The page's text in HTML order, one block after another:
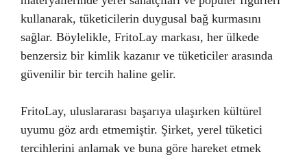
kullanarak, tüketicilerin duygusal bağ kurmasını
sağlar. Böylelikle, FritoLay markası, her ülkede
benzersiz bir kimlik kazanır ve tüketiciler arasında
güvenilir bir tercih haline gelir.
FritoLay, uluslararası başarıya ulaşırken kültürel
uyumu göz ardı etmemiştir. Şirket, yerel tüketici
tercihlerini anlamak ve buna göre hareket etmek